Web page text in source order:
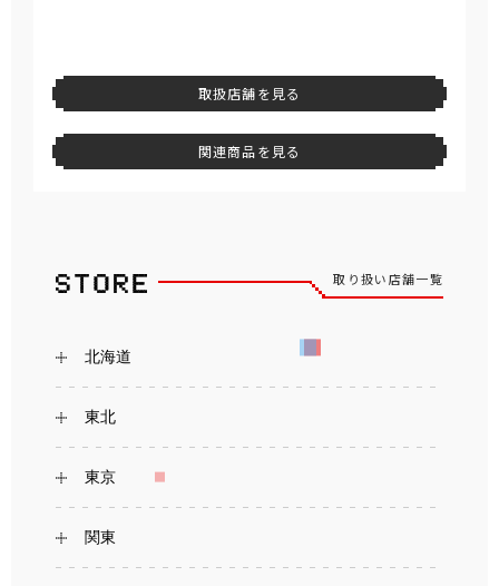
取扱店舗を見る
関連商品を見る
取り扱い店舗一覧
北海道
東北
東京
関東